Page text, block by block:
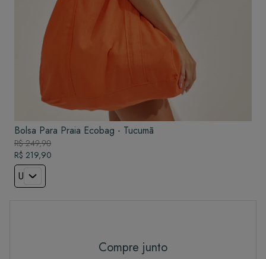
Bolsa Para Praia Ecobag - Tucumã
R$ 249,90
R$ 219,90
U
Compre junto